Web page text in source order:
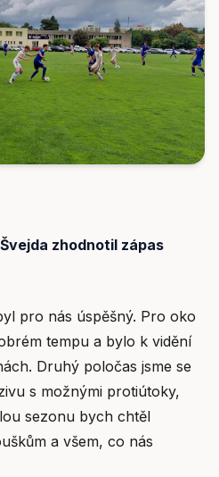
zhodnotil zápas
pro nás úspěšný. Pro oko
tempu a bylo k vidění
Druhý poločas jsme se
s možnými protiútoky,
sezonu bych chtěl
a všem, co nás